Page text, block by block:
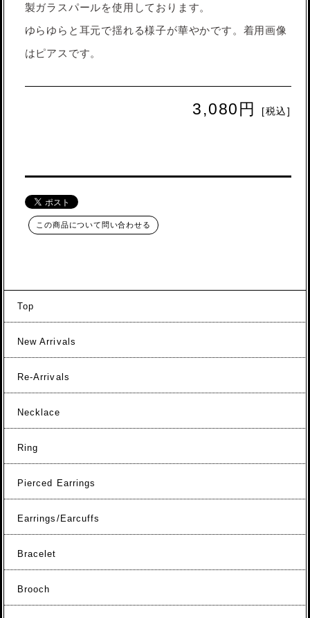
製ガラスパールを使用しております。
ゆらゆらと耳元で揺れる様子が華やかです。着用画像
はピアスです。
3,080円 [税込]
この商品について問い合わせる
Top
New Arrivals
Re-Arrivals
Necklace
Ring
Pierced Earrings
Earrings/Earcuffs
Bracelet
Brooch